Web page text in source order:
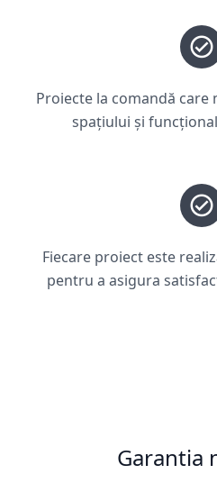
Proiecte la comandă care
spațiului și
Fiecare proiect este
pentru a asigura
Garantia